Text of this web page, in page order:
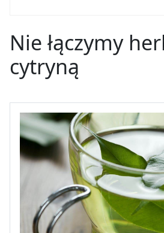
Nie łączymy
cytryną